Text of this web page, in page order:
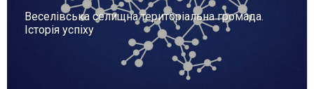
Веселівська селищна територіальна громада.
Історія успіху